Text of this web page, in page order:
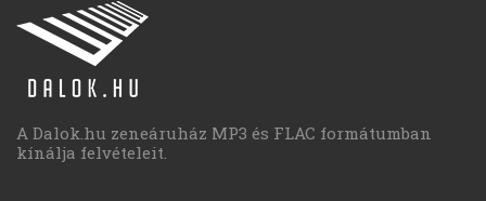
A Dalok.hu zeneáruház MP3 és FLAC formátumban
kínálja felvételeit.